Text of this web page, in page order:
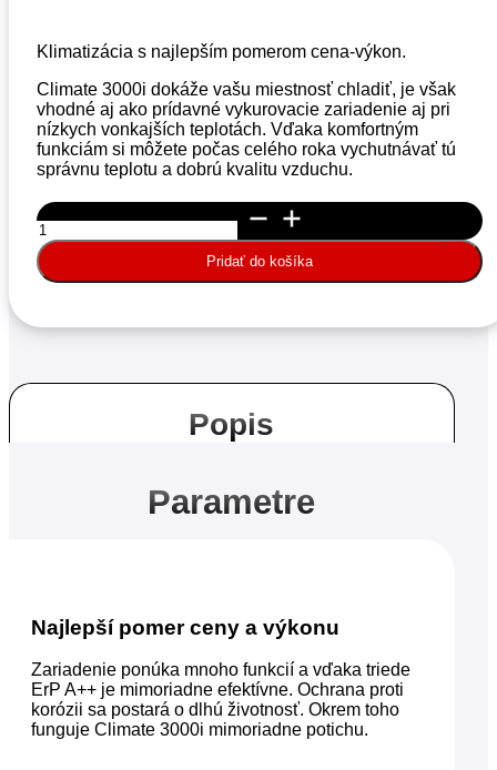
Klimatizácia s najlepším pomerom cena-výkon.
Climate 3000i dokáže vašu miestnosť chladiť, je však
vhodné aj ako prídavné vykurovacie zariadenie aj pri
nízkych vonkajších teplotách. Vďaka komfortným
funkciám si môžete počas celého roka vychutnávať tú
správnu teplotu a dobrú kvalitu vzduchu.
množstvo
Klimatizácia
Bosch
set
35
KW
Pridať do košíka
Popis
Parametre
Najlepší pomer ceny a výkonu
Zariadenie ponúka mnoho funkcií a vďaka triede
ErP A++ je mimoriadne efektívne. Ochrana proti
korózii sa postará o dlhú životnosť. Okrem toho
funguje Climate 3000i mimoriadne potichu.